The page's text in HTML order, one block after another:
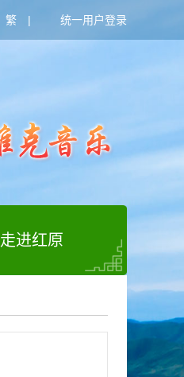
繁 | 统一用户登录
走进红原